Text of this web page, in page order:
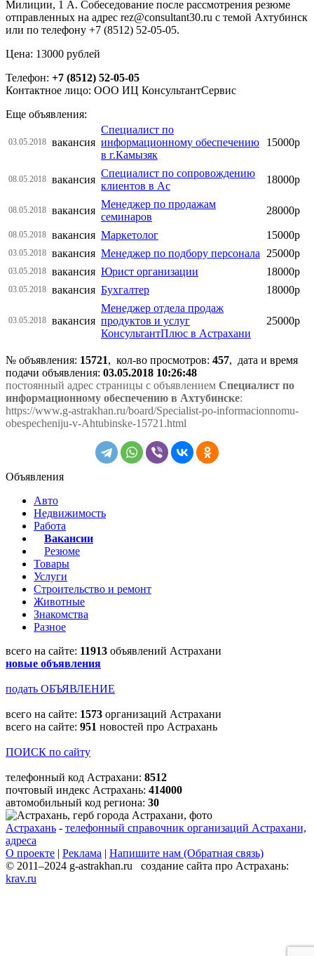
Милиции, 1 А. Собеседование после рассмотрения резюме
отправленных на адрес rez@consultant30.ru с темой Ахтубинск
или по телефону +7 (8512) 52-05-05.
Цена: 13000 рублей
Телефон: +7 (8512) 52-05-05
Контактное лицо: ООО ИЦ КонсультантСервис
Еще объявления:
03.05.2018 вакансия
Специалист по
информационному обеспечению
в г.Камызяк
15000р
08.05.2018 вакансия
Специалист по сопровождению
клиентов в Ас
18000р
08.05.2018 вакансия
Менеджер по продажам
семинаров
28000р
08.05.2018 вакансия Маркетолог 15000р
03.05.2018 вакансия Менеджер по подбору персонала 25000р
03.05.2018 вакансия Юрист организации 18000р
03.05.2018 вакансия Бухгалтер 18000р
03.05.2018 вакансия
Менеджер отдела продаж
продуктов и услуг
КонсультантПлюс в Астрахани
25000р
№ объявления: 15721, кол-во просмотров: 457, дата и время
подачи объявления: 03.05.2018 10:26:48
постоянный адрес страницы с объявлением Специалист по
информационному обеспечению в Ахтубинске:
https://www.g-astrakhan.ru/board/Specialist-po-informacionnomu-
obespecheniju-v-Ahtubinske-15721.html
Объявления
Авто
Недвижимость
Работа
Вакансии
Резюме
Товары
Услуги
Строительство и ремонт
Животные
Знакомства
Разное
всего на сайте: 11913 объявлений Астрахани
новые объявления
подать ОБЪЯВЛЕНИЕ
всего на сайте: 1573 организаций Астрахани
всего на сайте: 951 новостей про Астрахань
ПОИСК по сайту
телефонный код Астрахани: 8512
почтовый индекс Астрахань: 414000
автомобильный код региона: 30
Астрахань - телефонный справочник организаций Астрахани,
адреса
О проекте | Реклама | Напишите нам (Обратная связь)
© 2011–2024 g-astrakhan.ru создание сайта про Астрахань:
krav.ru